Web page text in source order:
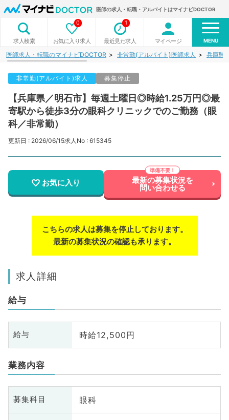
医師の求人・転職・アルバイトはマイナビDOCTOR
求人検索 お気に入り求人
0
最近見た求人
1
マイページ MENU
医師求人・転職のマイナビDOCTOR 非常勤(アルバイト)医師求人 兵庫県
非常勤(アルバイト)求人 募集停止
【兵庫県／明石市】毎週土曜日◎時給1.25万円◎最
寄駅から徒歩3分の眼科クリニックでのご勤務（眼
科／非常勤）
更新日 : 2026/06/15求人No : 615345
お気に入り 最新の募集状況を
問い合わせる
こちらの求人は募集を停止しております。
最新の募集状況の確認も承ります。
求人詳細
給与
給与 時給12,500円
業務内容
募集科目 眼科